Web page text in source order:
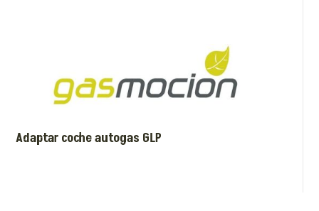
Adaptar coche autogas GLP